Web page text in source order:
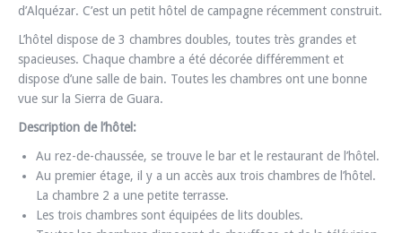
d’Alquézar. C’est un petit hôtel de campagne récemment construit.
L’hôtel dispose de 3 chambres doubles, toutes très grandes et
spacieuses. Chaque chambre a été décorée différemment et
dispose d’une salle de bain. Toutes les chambres ont une bonne
vue sur la Sierra de Guara.
Description de l’hôtel:
Au rez-de-chaussée, se trouve le bar et le restaurant de l’hôtel.
Au premier étage, il y a un accès aux trois chambres de l’hôtel.
La chambre 2 a une petite terrasse.
Les trois chambres sont équipées de lits doubles.